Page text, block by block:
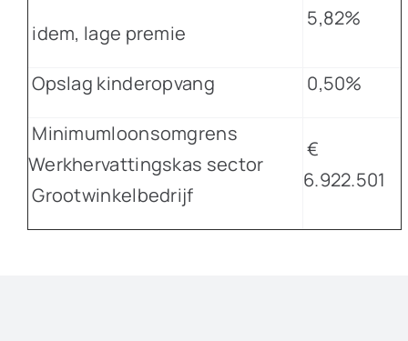
idem, lage premie
5,82%
Opslag kinderopvang 0,50%
Minimumloonsomgrens
Werkhervattingskas sector
Grootwinkelbedrijf
€
6.922.501